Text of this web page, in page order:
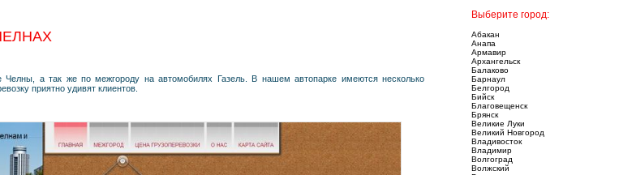
Челны, а так же по межгороду на автомобилях Газель. В нашем автопарке имеются несколько
приятно удивят клиентов.
Выберите город:
Абакан
Анапа
Армавир
Архангельск
Балаково
Барнаул
Белгород
Бийск
Благовещенск
Брянск
Великие Луки
Великий Новгород
Владивосток
Владимир
Волгоград
Волжский